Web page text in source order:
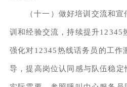
（十一）做好培训交流和
训和经验交流，持续提升12345
强化对12345热线话务员的工作
导，提高岗位认同感与队伍稳